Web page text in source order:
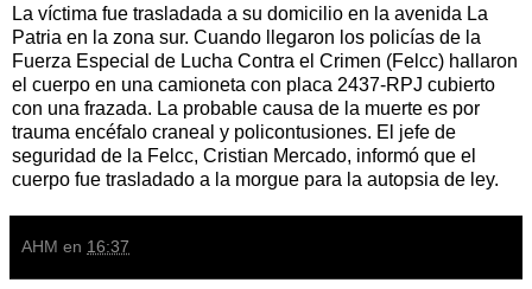
La víctima fue trasladada a su domicilio en la avenida La
Patria en la zona sur. Cuando llegaron los policías de la
Fuerza Especial de Lucha Contra el Crimen (Felcc) hallaron
el cuerpo en una camioneta con placa 2437-RPJ cubierto
con una frazada. La probable causa de la muerte es por
trauma encéfalo craneal y policontusiones. El jefe de
seguridad de la Felcc, Cristian Mercado, informó que el
cuerpo fue trasladado a la morgue para la autopsia de ley.
AHM en 16:37